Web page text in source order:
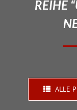
REIHE
ALLE